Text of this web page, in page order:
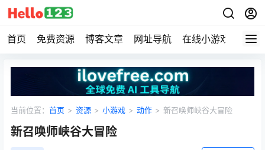
首页 免费资源 博客文章 网址导航 在线小游戏
当前位置： 首页 > 资源 > 小游戏 > 动作 > 新召唤师峡谷大冒险
新召唤师峡谷大冒险